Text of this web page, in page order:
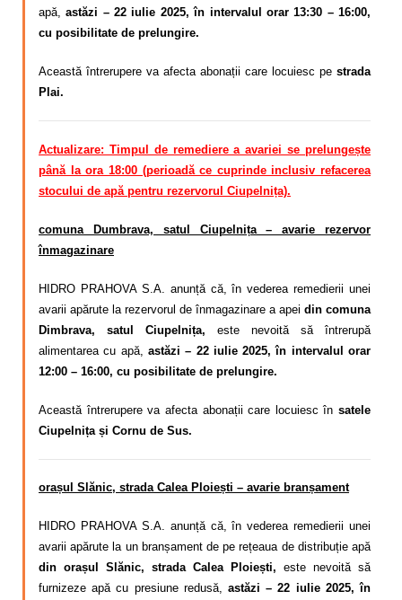
apă, astăzi – 22 iulie 2025, în intervalul orar 13:30 – 16:00,
cu posibilitate de prelungire.
Această întrerupere va afecta abonații care locuiesc pe strada
Plai.
Actualizare: Timpul de remediere a avariei se prelungește
până la ora 18:00 (perioadă ce cuprinde inclusiv refacerea
stocului de apă pentru rezervorul Ciupelnița).
comuna Dumbrava, satul Ciupelnița – avarie rezervor
înmagazinare
HIDRO PRAHOVA S.A. anunță că, în vederea remedierii unei
avarii apărute la rezervorul de înmagazinare a apei din comuna
Dimbrava, satul Ciupelnița, este nevoită să întrerupă
alimentarea cu apă, astăzi – 22 iulie 2025, în intervalul orar
12:00 – 16:00, cu posibilitate de prelungire.
Această întrerupere va afecta abonații care locuiesc în satele
Ciupelnița și Cornu de Sus.
orașul Slănic, strada Calea Ploiești – avarie branșament
HIDRO PRAHOVA S.A. anunță că, în vederea remedierii unei
avarii apărute la un branșament de pe rețeaua de distribuție apă
din orașul Slănic, strada Calea Ploiești, este nevoită să
furnizeze apă cu presiune redusă, astăzi – 22 iulie 2025, în